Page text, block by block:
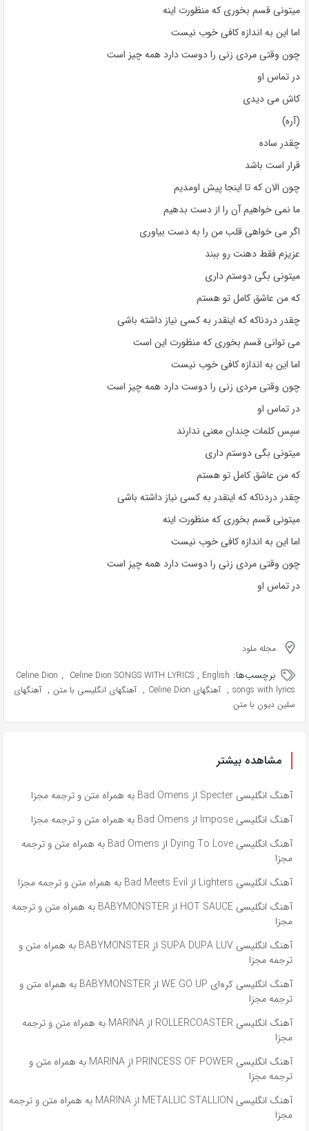
میتونی قسم بخوری که منظورت اینه
اما این به اندازه کافی خوب نیست
چون وقتی مردی زنی را دوست دارد همه چیز است
در تماس او
کاش می دیدی
(آره)
چقدر ساده
قرار است باشد
چون الان که تا اینجا پیش اومدیم
ما نمی خواهیم آن را از دست بدهیم
اگر می خواهی قلب من را به دست بیاوری
عزیزم فقط دهنت رو ببند
میتونی بگی دوستم داری
که من عاشق کامل تو هستم
چقدر دردناکه که اینقدر به کسی نیاز داشته باشی
می توانی قسم بخوری که منظورت این است
اما این به اندازه کافی خوب نیست
چون وقتی مردی زنی را دوست دارد همه چیز است
در تماس او
سپس کلمات چندان معنی ندارند
میتونی بگی دوستم داری
که من عاشق کامل تو هستم
چقدر دردناکه که اینقدر به کسی نیاز داشته باشی
میتونی قسم بخوری که منظورت اینه
اما این به اندازه کافی خوب نیست
چون وقتی مردی زنی را دوست دارد همه چیز است
در تماس او
مجله ملود
برچسب‌ها: Celine Dion , Celine Dion SONGS WITH LYRICS , English
songs with lyrics
, آهنگهای Celine Dion , آهنگهای انگلیسی با متن , آهنگهای
سلین دیون با متن
مشاهده بیشتر
آهنگ انگلیسی Specter از Bad Omens به همراه متن و ترجمه مجزا
آهنگ انگلیسی Impose از Bad Omens به همراه متن و ترجمه مجزا
آهنگ انگلیسی Dying To Love از Bad Omens به همراه متن و ترجمه
مجزا
آهنگ انگلیسی Lighters از Bad Meets Evil به همراه متن و ترجمه مجزا
آهنگ انگلیسی HOT SAUCE از BABYMONSTER به همراه متن و ترجمه
مجزا
آهنگ انگلیسی SUPA DUPA LUV از BABYMONSTER به همراه متن و
ترجمه مجزا
آهنگ انگلیسی کره‌ای WE GO UP از BABYMONSTER به همراه متن و
ترجمه مجزا
آهنگ انگلیسی ROLLERCOASTER از MARINA به همراه متن و ترجمه
مجزا
آهنگ انگلیسی PRINCESS OF POWER از MARINA به همراه متن و
ترجمه مجزا
آهنگ انگلیسی METALLIC STALLION از MARINA به همراه متن و ترجمه
مجزا